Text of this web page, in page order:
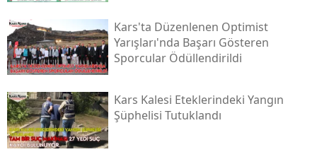
Siirt
Sinop
Kars'ta Düzenlenen Optimist
Yarışları'nda Başarı Gösteren
Sporcular Ödüllendirildi
Kars Kalesi Eteklerindeki Yangın
Şüphelisi Tutuklandı